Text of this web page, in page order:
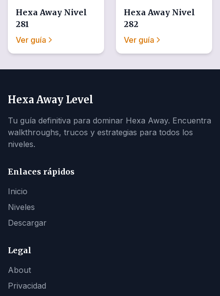
Hexa Away Nivel
281
Ver guía
Hexa Away Nivel
282
Ver guía
Hexa Away Level
Tu guía definitiva para dominar Hexa Away. Encuentra
walkthroughs, trucos y estrategias para todos los
niveles.
Enlaces rápidos
Inicio
Niveles
Descargar
Legal
About
Privacidad